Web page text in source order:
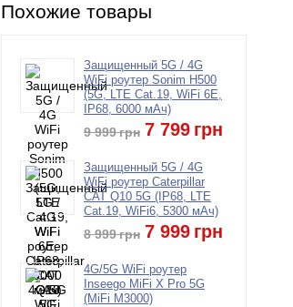
Похожие товары
Защищенный 5G / 4G
WiFi роутер Sonim H500
(5G, LTE Cat.19, WiFi 6E,
IP68, 6000 мАч)
9 999грн 7 799 грн
Защищенный 5G / 4G
WiFi роутер Caterpillar
CAT Q10 5G (IP68, LTE
Cat.19, WiFi6, 5300 мАч)
8 999грн 7 999 грн
4G/5G WiFi роутер
Inseego MiFi X Pro 5G
(MiFi M3000)